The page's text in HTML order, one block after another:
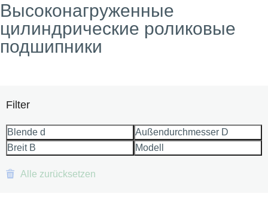
Высоконагруженные
цилиндрические роликовые
подшипники
Filter
Blende d
Außendurchmesser D
Breit B
Modell
Alle zurücksetzen